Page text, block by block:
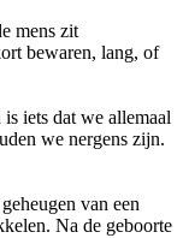
mens zit
bewaren, lang, of
iets dat we allemaal
we nergens zijn.
van een
Na de geboorte